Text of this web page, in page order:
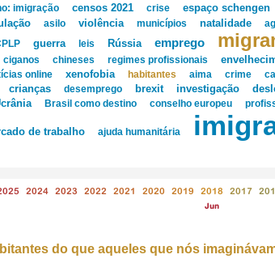
imigração
censos 2021 crise espaço schengen
asilo violência municípios natalidade
guerra leis Rússia emprego
ciganos chineses regimes profissionais
online xenofobia habitantes aima crime
crianças desemprego brexit investigação
Brasil como destino conselho europeu
de trabalho ajuda humanitária
2024 2023 2022 2021 2020 2019 2018 2017
Jun
do que aqueles que nós